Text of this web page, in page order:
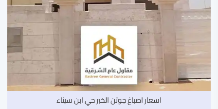
اسعار اصباغ جوتن الخبر حي ابن سيناء